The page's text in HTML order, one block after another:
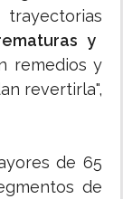
trayectorias
y
remedios y
revertirla",
de 65
de